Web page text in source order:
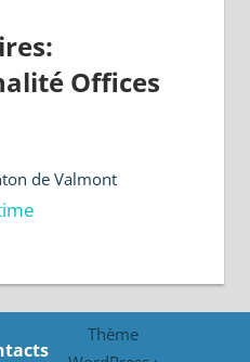
Offices
de Valmont
Thème